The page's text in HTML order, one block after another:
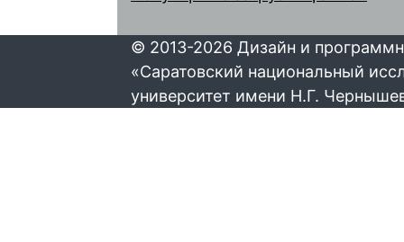
© 2013-2026 Дизайн и
«Саратовский национальный
университет имени Н.Г.